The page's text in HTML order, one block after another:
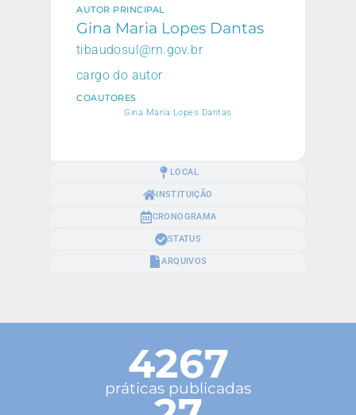
LOCAL
INSTITUIÇÃO
CRONOGRAMA
STATUS
ARQUIVOS
AUTOR PRINCIPAL
Gina Maria Lopes Dantas
tibaudosul@rn.gov.br
cargo do autor
COAUTORES
Gina Maria Lopes Dantas
4267
práticas publicadas